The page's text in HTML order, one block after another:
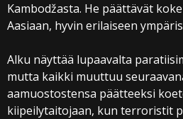
Kambodžasta. He päättävät
Aasiaan, hyvin erilaiseen
Alku näyttää lupaavalta
mutta kaikki muuttuu
aamuostostensa päätteeksi
kiipeilytaitojaan, kun terroristit